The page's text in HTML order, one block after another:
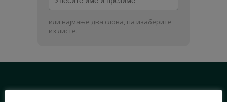
име
и
презиме
или најмање два слова, па изаберите
из листе.